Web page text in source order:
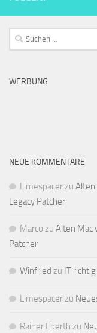
Suchen
nach:
WERBUNG
NEUE KOMMENTARE
Limespacerzu Alten
Legacy Patcher
Marco zu Alten Mac
Patcher
Winfried zu IT
Limespacerzu
Rainer Eberth zu